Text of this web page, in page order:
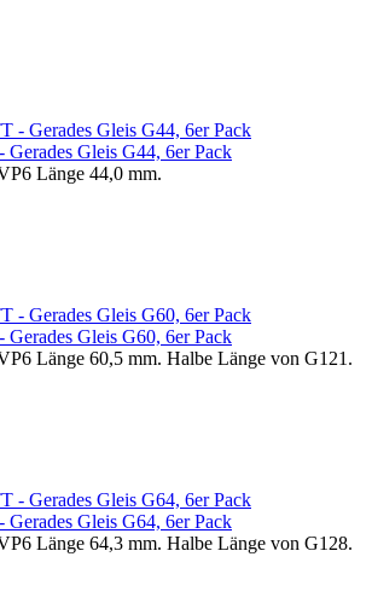
Gleis G44, 6er Pack
Länge 44,0 mm.
Gleis G60, 6er Pack
Länge 60,5 mm. Halbe Länge von G121.
Gleis G64, 6er Pack
Länge 64,3 mm. Halbe Länge von G128.